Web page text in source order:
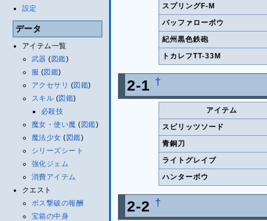
設定
データ
アイテム一覧
武器 (図鑑)
服 (図鑑)
アクセサリ (図鑑)
スキル (図鑑)
必殺技
魔女・使い魔 (図鑑)
魔法少女 (図鑑)
シリーズシート
強化ジェム
消費アイテム
クエスト
ボス撃破の報酬
宝箱の中身
スプリングF-M
バッファローボウ
紀州黒色鉄砲
トカレフTT-33M
2-1 †
アイテム
スピリッツソード
青銅刀
ライトグレイブ
ハンターボウ
2-2 †